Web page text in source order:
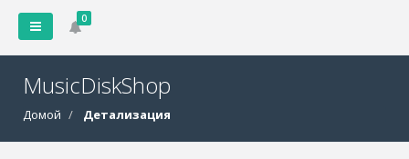
0
MusicDiskShop
Домой Детализация